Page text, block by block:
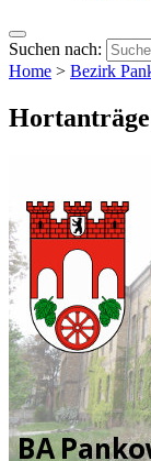
Suchen nach:
Home > Bezirk